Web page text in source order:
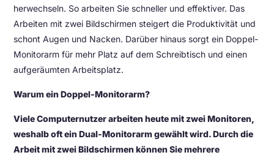
herwechseln. So arbeiten Sie schneller und effektiver. Das
Arbeiten mit zwei Bildschirmen steigert die Produktivität und
schont Augen und Nacken. Darüber hinaus sorgt ein Doppel-
Monitorarm für mehr Platz auf dem Schreibtisch und einen
aufgeräumten Arbeitsplatz.
Warum ein Doppel-Monitorarm?
Viele Computernutzer arbeiten heute mit zwei Monitoren,
weshalb oft ein Dual-Monitorarm gewählt wird. Durch die
Arbeit mit zwei Bildschirmen können Sie mehrere